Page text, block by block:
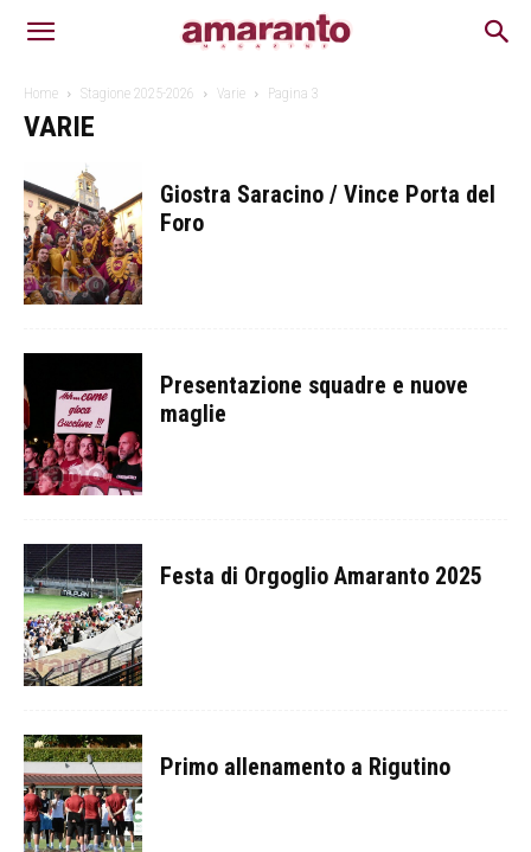
Home Stagione 2025-2026 Varie Pagina 3
VARIE
Giostra Saracino / Vince Porta del
Foro
Presentazione squadre e nuove
maglie
Festa di Orgoglio Amaranto 2025
Primo allenamento a Rigutino